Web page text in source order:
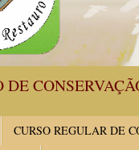
DE
CURSO REGULAR DE